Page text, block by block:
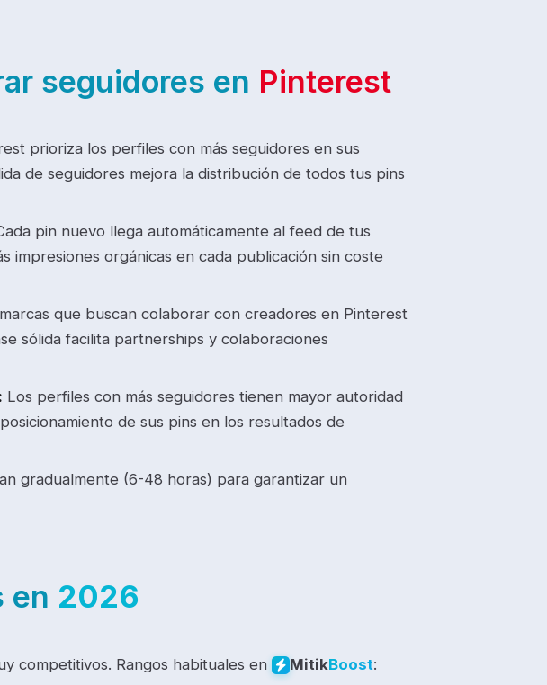
seguidores en Pinterest
prioriza los perfiles con más seguidores en sus
de seguidores mejora la distribución de todos tus pins
pin nuevo llega automáticamente al feed de tus
impresiones orgánicas en cada publicación sin coste
que buscan colaborar con creadores en Pinterest
sólida facilita partnerships y colaboraciones
Los perfiles con más seguidores tienen mayor autoridad
de sus pins en los resultados de
gradualmente (6-48 horas) para garantizar un
en 2026
competitivos. Rangos habituales en MitikBoost: